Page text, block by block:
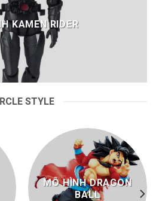
KAMEN RIDER
STYLE
MÔ HÌNH DRAGON
BALL